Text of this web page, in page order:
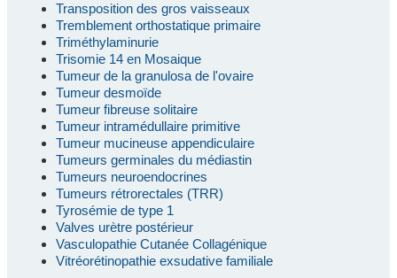
Transposition des gros vaisseaux
Tremblement orthostatique primaire
Triméthylaminurie
Trisomie 14 en Mosaique
Tumeur de la granulosa de l'ovaire
Tumeur desmoïde
Tumeur fibreuse solitaire
Tumeur intramédullaire primitive
Tumeur mucineuse appendiculaire
Tumeurs germinales du médiastin
Tumeurs neuroendocrines
Tumeurs rétrorectales (TRR)
Tyrosémie de type 1
Valves urètre postérieur
Vasculopathie Cutanée Collagénique
Vitréorétinopathie exsudative familiale